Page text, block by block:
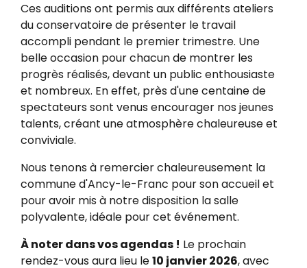
Ces auditions ont permis aux différents ateliers
du conservatoire de présenter le travail
accompli pendant le premier trimestre. Une
belle occasion pour chacun de montrer les
progrès réalisés, devant un public enthousiaste
et nombreux. En effet, près d'une centaine de
spectateurs sont venus encourager nos jeunes
talents, créant une atmosphère chaleureuse et
conviviale.
Nous tenons à remercier chaleureusement la
commune d'Ancy-le-Franc pour son accueil et
pour avoir mis à notre disposition la salle
polyvalente, idéale pour cet événement.
À noter dans vos agendas ! Le prochain
rendez-vous aura lieu le10 janvier 2026, avec